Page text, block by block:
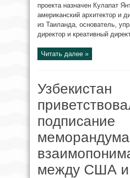
проекта назначен Кулапат
американский архитектор и
из Таиланда, основатель,
директор и креативный
Читать далее »
Узбекистан
подписание
между США